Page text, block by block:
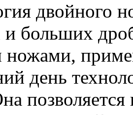
двойного
и больших
день